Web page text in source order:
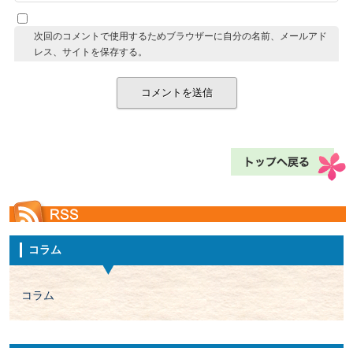
次回のコメントで使用するためブラウザーに自分の名前、メールアド
レス、サイトを保存する。
コラム
コラム